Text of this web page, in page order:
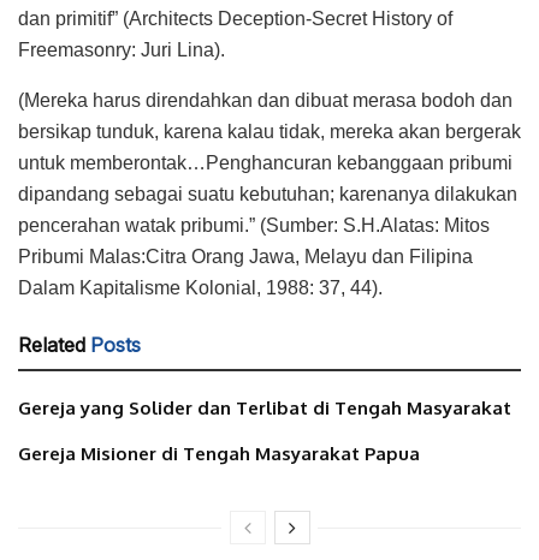
dan primitif” (Architects Deception-Secret History of
Freemasonry: Juri Lina).
(Mereka harus direndahkan dan dibuat merasa bodoh dan
bersikap tunduk, karena kalau tidak, mereka akan bergerak
untuk memberontak…Penghancuran kebanggaan pribumi
dipandang sebagai suatu kebutuhan; karenanya dilakukan
pencerahan watak pribumi.” (Sumber: S.H.Alatas: Mitos
Pribumi Malas:Citra Orang Jawa, Melayu dan Filipina
Dalam Kapitalisme Kolonial, 1988: 37, 44).
Related Posts
Gereja yang Solider dan Terlibat di Tengah Masyarakat
Gereja Misioner di Tengah Masyarakat Papua